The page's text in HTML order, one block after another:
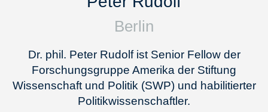
Berlin
Dr. phil. Peter Rudolf ist Senior Fellow der
Forschungsgruppe Amerika der Stiftung
Wissenschaft und Politik (SWP) und habilitierter
Politikwissenschaftler.